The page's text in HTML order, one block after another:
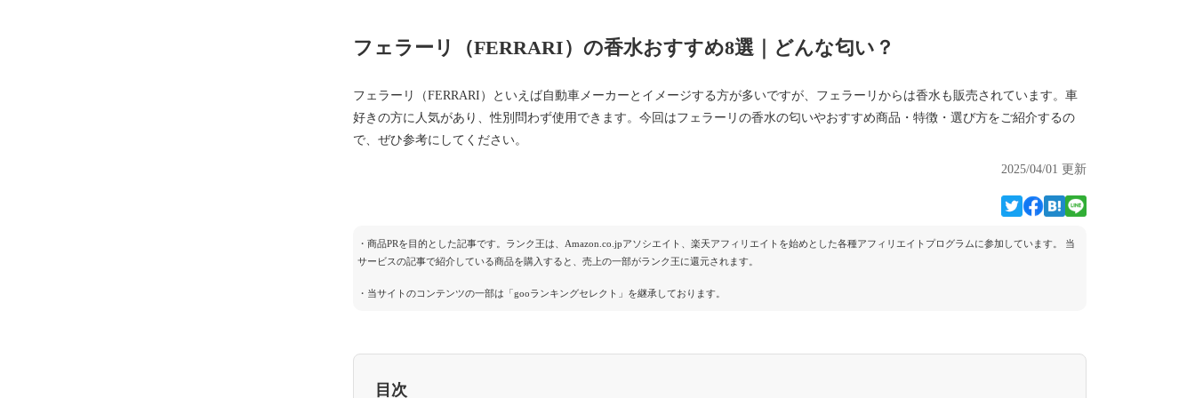
フェラーリ（FERRARI）の香水おすすめ8選｜どんな匂い？
フェラーリ（FERRARI）といえば自動車メーカーとイメージする方が多いですが、フェラーリからは香水も販売されています。車
好きの方に人気があり、性別問わず使用できます。今回はフェラーリの香水の匂いやおすすめ商品・特徴・選び方をご紹介するの
で、ぜひ参考にしてください。
2025/04/01 更新
・商品PRを目的とした記事です。ランク王は、Amazon.co.jpアソシエイト、楽天アフィリエイトを始めとした各種アフィリエイトプログラムに参加しています。 当
サービスの記事で紹介している商品を購入すると、売上の一部がランク王に還元されます。
・当サイトのコンテンツの一部は「gooランキングセレクト」を継承しております。
目次